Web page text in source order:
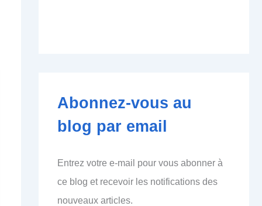
Abonnez-vous au
blog par email
Entrez votre e-mail pour vous abonner à
ce blog et recevoir les notifications des
nouveaux articles.